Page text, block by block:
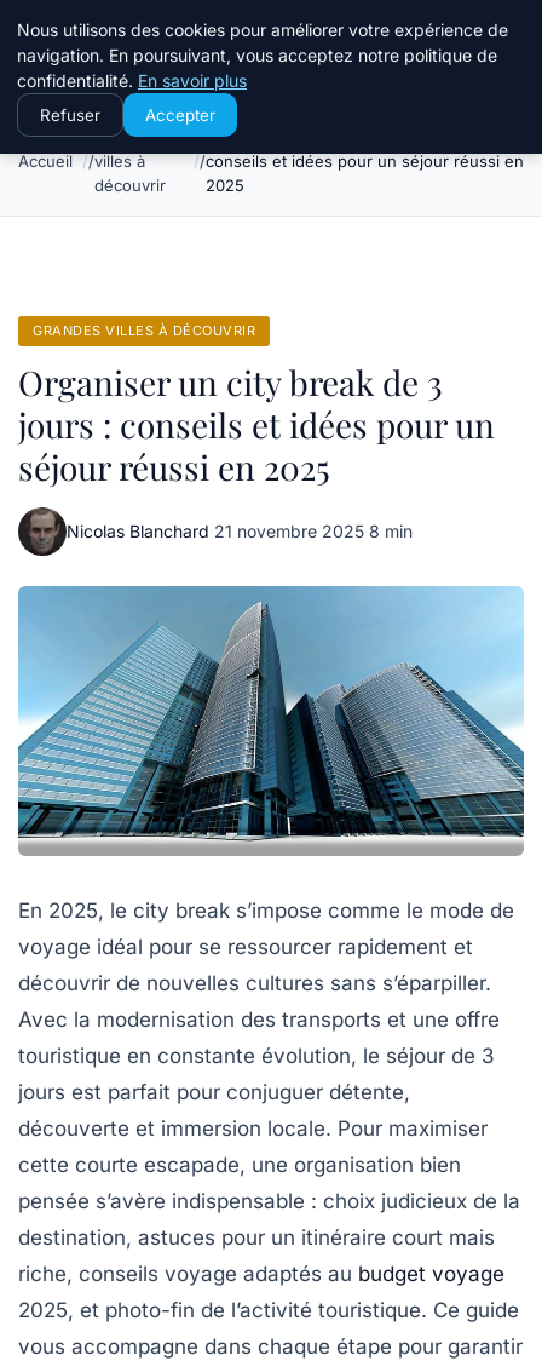
Terredeprovence
Accueil
Grandes
villes à
découvrir
Organiser un city break de 3 jours :
conseils et idées pour un séjour réussi en
2025
GRANDES VILLES À DÉCOUVRIR
Organiser un city break de 3
jours : conseils et idées pour un
séjour réussi en 2025
Nicolas Blanchard·21 novembre 2025·8 min
En 2025, le city break s’impose comme le mode de
voyage idéal pour se ressourcer rapidement et
découvrir de nouvelles cultures sans s’éparpiller.
Avec la modernisation des transports et une offre
touristique en constante évolution, le séjour de 3
jours est parfait pour conjuguer détente,
découverte et immersion locale. Pour maximiser
cette courte escapade, une organisation bien
pensée s’avère indispensable : choix judicieux de la
destination, astuces pour un itinéraire court mais
riche, conseils voyage adaptés au budget voyage
2025, et photo-fin de l’activité touristique. Ce guide
vous accompagne dans chaque étape pour garantir
Nous utilisons des cookies pour améliorer votre expérience de
navigation. En poursuivant, vous acceptez notre politique de
confidentialité. En savoir plus
Refuser Accepter